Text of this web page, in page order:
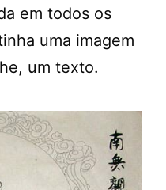
em todos os
uma imagem
um texto.